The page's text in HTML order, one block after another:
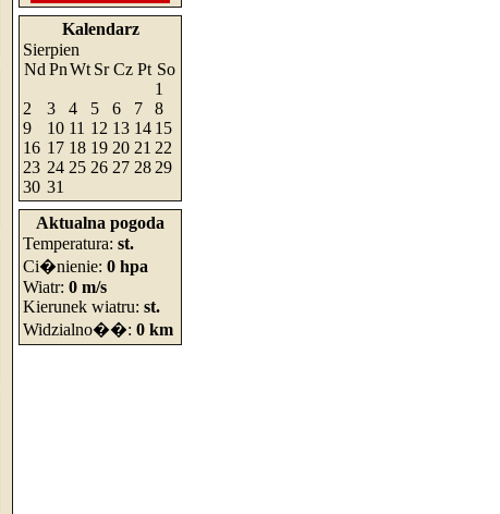
Kalendarz
Sierpien
Nd PnWt Sr Cz Pt So
1
2
3 4 5 6 7
8
9
10 11 12 13 14 15
16 17 18 19 20 21 22
23 24 25 26 27 28 29
30 31
Aktualna pogoda
Temperatura: st.
Ci�nienie: 0 hpa
Wiatr: 0 m/s
Kierunek wiatru: st.
Widzialno��: 0 km